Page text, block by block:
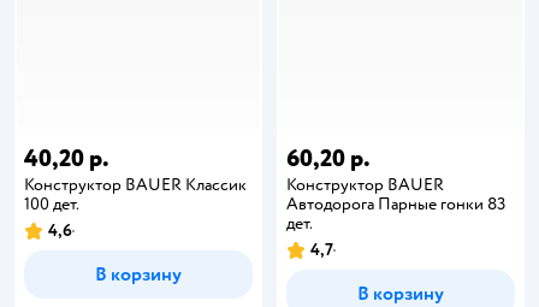
40,20 р.
Конструктор BAUER Классик
100 дет.
4,6
В корзину
60,20 р.
Конструктор BAUER
Автодорога Парные гонки 83
дет.
4,7
В корзину